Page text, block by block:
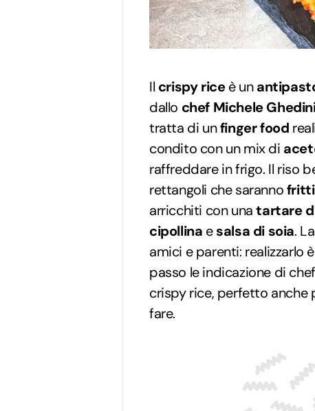
Il crispy riceè un
dallo chef Michele
tratta di unfinger food
condito con un mix di
raffreddare in frigo. Il riso
rettangoli che sarannofritti
arricchiti con unatartare
cipollina esalsa di soia.
amici e parenti: realizzarlo
passo le indicazione di
crispy rice, perfetto anche
fare.